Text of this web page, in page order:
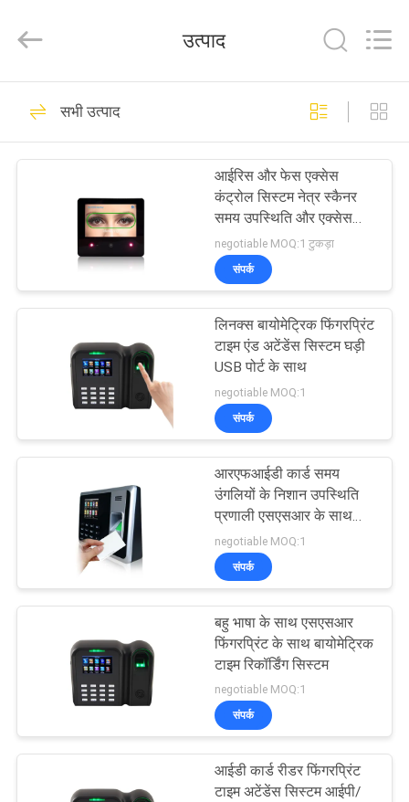
उत्पाद
बारे
कारखाने
दौरा
हमसे
उद्धरण
ENTERPRISE
COMPANY
Rights
स्मार्ट होम सिक्योरिटी
34
फिंगरप्रिंट एक्सेस कंट्रोल
सिस्टम
10
फ़िंगरप्रिंट समय उपस्थिति
प्रणाली
20
फेस एक्सेस कंट्रोल
सिस्टम
उत्पाद
सभी उत्पाद
आईरिस और फेस एक्सेस
कंट्रोल सिस्टम नेत्र स्कैनर
समय उपस्थिति और एक्सेस
नियंत्रण प्रणाली TCP/IP
फ्री सॉफ्टवेयर के साथ
negotiable MOQ:1 टुकड़ा
संपर्क
लिनक्स बायोमेट्रिक फिंगरप्रिंट
टाइम एंड अटेंडेंस सिस्टम घड़ी
USB पोर्ट के साथ
negotiable MOQ:1
संपर्क
आरएफआईडी कार्ड समय
उंगलियों के निशान उपस्थिति
प्रणाली एसएसआर के साथ
कोई आवश्यकता नहीं सॉफ्टवेयर
एक्सेल रिपोर्ट
negotiable MOQ:1
संपर्क
बहु भाषा के साथ एसएसआर
फिंगरप्रिंट के साथ बायोमेट्रिक
टाइम रिकॉर्डिंग सिस्टम
negotiable MOQ:1
संपर्क
आईडी कार्ड रीडर फिंगरप्रिंट
टाइम अटेंडेंस सिस्टम आईपी/